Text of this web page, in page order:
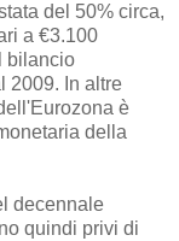
del 50% circa,
a €3.100
bilancio
2009. In altre
è
della
decennale
quindi privi di